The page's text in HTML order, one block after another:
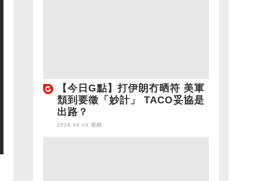
【今日G點】打伊朗冇晒符 美軍
頹到要徵「妙計」 TACO妥協是
出路？
2026.08.04 視頻